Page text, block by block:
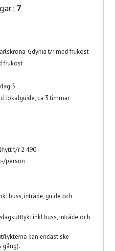
7
Gdynia t/r med frukost
frukost
5
lokalguide, ca 3 timmar
t/r 2 490:-
person
buss, inträde, guide och
inkl buss, inträde och
kan endast ske
gång).